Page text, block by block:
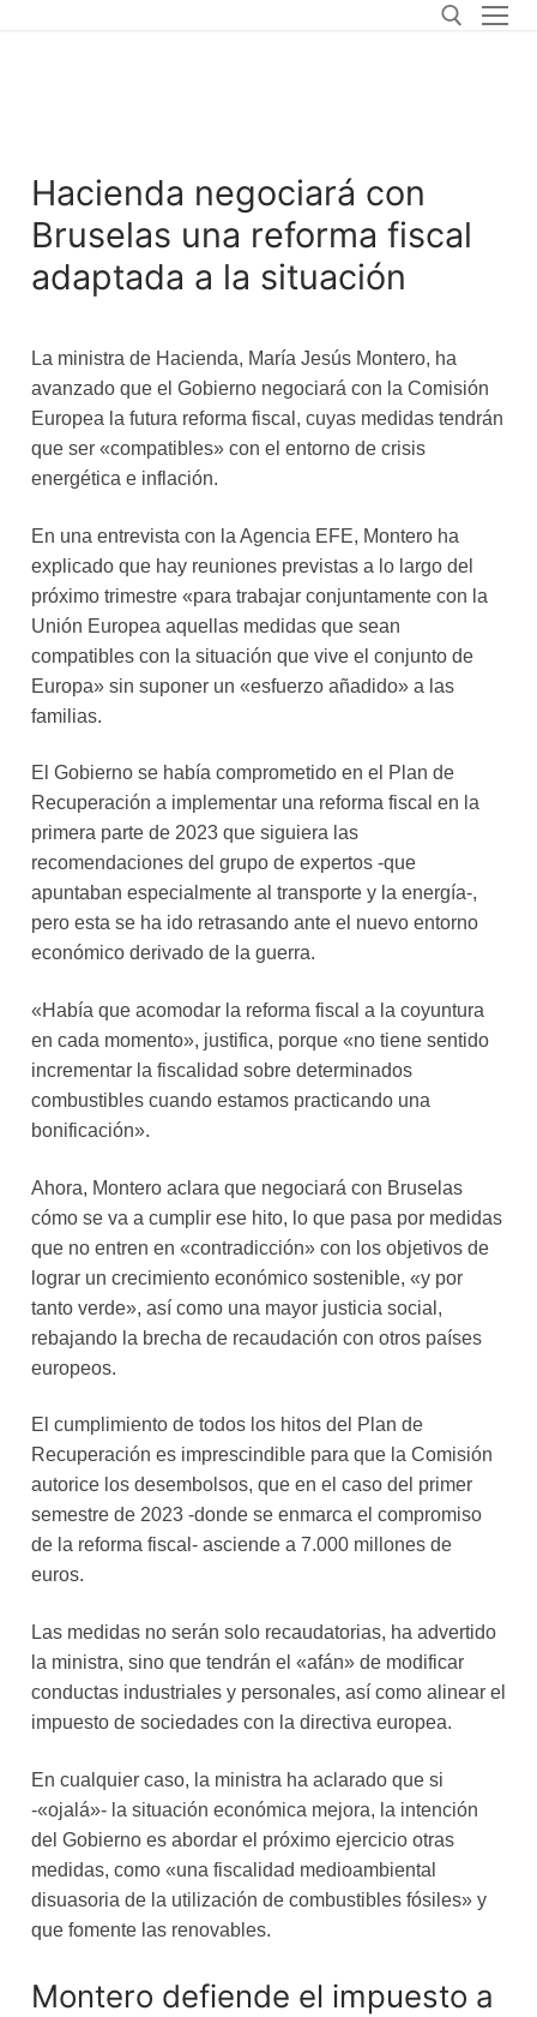
Hacienda negociará con
Bruselas una reforma fiscal
adaptada a la situación
La ministra de Hacienda, María Jesús Montero, ha
avanzado que el Gobierno negociará con la Comisión
Europea la futura reforma fiscal, cuyas medidas tendrán
que ser «compatibles» con el entorno de crisis
energética e inflación.
En una entrevista con la Agencia EFE, Montero ha
explicado que hay reuniones previstas a lo largo del
próximo trimestre «para trabajar conjuntamente con la
Unión Europea aquellas medidas que sean
compatibles con la situación que vive el conjunto de
Europa» sin suponer un «esfuerzo añadido» a las
familias.
El Gobierno se había comprometido en el Plan de
Recuperación a implementar una reforma fiscal en la
primera parte de 2023 que siguiera las
recomendaciones del grupo de expertos -que
apuntaban especialmente al transporte y la energía-,
pero esta se ha ido retrasando ante el nuevo entorno
económico derivado de la guerra.
«Había que acomodar la reforma fiscal a la coyuntura
en cada momento», justifica, porque «no tiene sentido
incrementar la fiscalidad sobre determinados
combustibles cuando estamos practicando una
bonificación».
Ahora, Montero aclara que negociará con Bruselas
cómo se va a cumplir ese hito, lo que pasa por medidas
que no entren en «contradicción» con los objetivos de
lograr un crecimiento económico sostenible, «y por
tanto verde», así como una mayor justicia social,
rebajando la brecha de recaudación con otros países
europeos.
El cumplimiento de todos los hitos del Plan de
Recuperación es imprescindible para que la Comisión
autorice los desembolsos, que en el caso del primer
semestre de 2023 -donde se enmarca el compromiso
de la reforma fiscal- asciende a 7.000 millones de
euros.
Las medidas no serán solo recaudatorias, ha advertido
la ministra, sino que tendrán el «afán» de modificar
conductas industriales y personales, así como alinear el
impuesto de sociedades con la directiva europea.
En cualquier caso, la ministra ha aclarado que si
-«ojalá»- la situación económica mejora, la intención
del Gobierno es abordar el próximo ejercicio otras
medidas, como «una fiscalidad medioambiental
disuasoria de la utilización de combustibles fósiles» y
que fomente las renovables.
Montero defiende el impuesto a